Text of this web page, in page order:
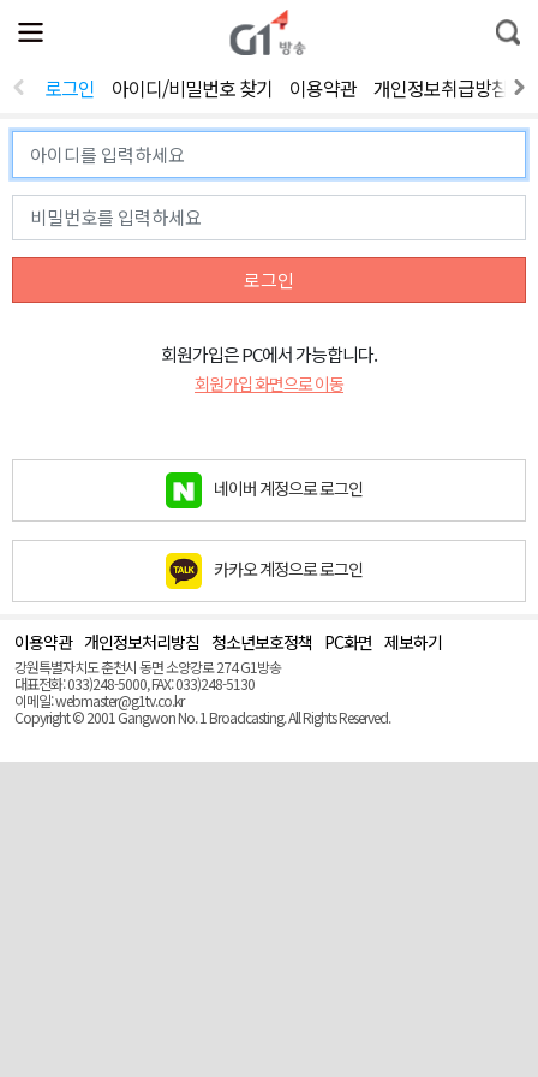
전
체
뉴
열
통
합
색
로그인 아이디/비밀번호 찾기 이용약관 개인정보취급방침
로그인
회원가입은 PC에서 가능합니다.
회원가입 화면으로 이동
네이버 계정으로 로그인
카카오 계정으로 로그인
이용약관 개인정보처리방침 청소년보호정책 PC화면 제보하기
강원특별자치도 춘천시 동면 소양강로 274 G1방송
대표전화: 033)248-5000, FAX: 033)248-5130
이메일: webmaster@g1tv.co.kr
Copyright © 2001 Gangwon No. 1 Broadcasting. All Rights Reserved.